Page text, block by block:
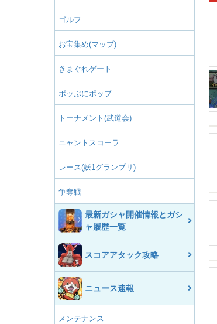
ゴルフ
お宝集め(マップ)
きまぐれゲート
ポッぷにポップ
トーナメント(武道会)
ニャントスコーラ
レース(妖1グランプリ)
争奪戦
最新ガシャ開催情報とガシ
ャ履歴一覧
スコアアタック攻略
ニュース速報
メンテナンス